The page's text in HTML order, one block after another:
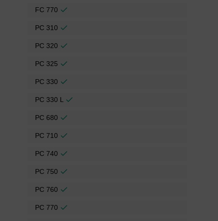
FC 770
PC 310
PC 320
PC 325
PC 330
PC 330 L
PC 680
PC 710
PC 740
PC 750
PC 760
PC 770